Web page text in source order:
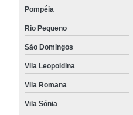
Pompéia
Rio Pequeno
São Domingos
Vila Leopoldina
Vila Romana
Vila Sônia